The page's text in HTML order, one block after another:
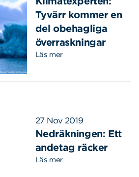
Tyvärr kommer en
del obehagliga
överraskningar
Läs mer
27 Nov 2019
Nedräkningen: Ett
andetag räcker
Läs mer